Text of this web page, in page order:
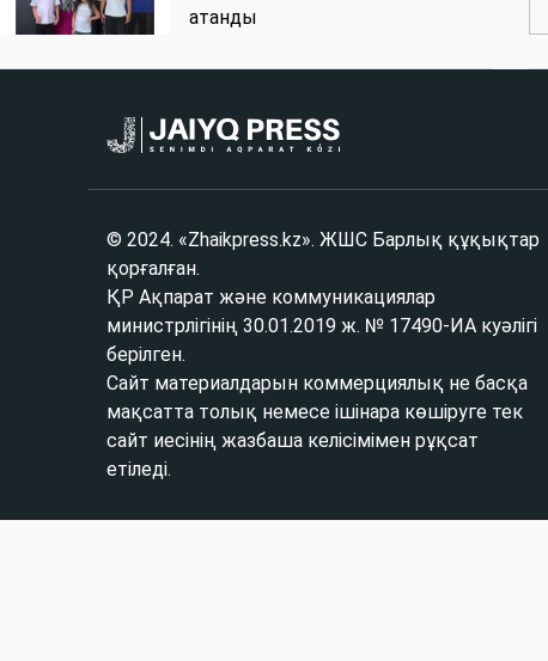
атанды
© 2024. «Zhaikpress.kz». ЖШС Барлық құқықтар
қорғалған.
ҚР Ақпарат және коммуникациялар
министрлігінің 30.01.2019 ж. № 17490-ИА куәлігі
берілген.
Сайт материалдарын коммерциялық не басқа
мақсатта толық немесе ішінара көшіруге тек
сайт иесінің жазбаша келісімімен рұқсат
етіледі.